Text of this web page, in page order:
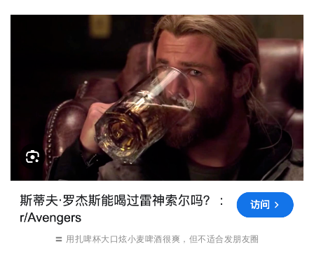
〓 用扎啤杯大口炫小麦啤酒很爽，但不适合发朋友圈